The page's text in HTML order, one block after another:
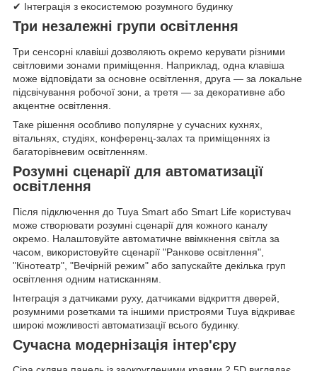
✔ Інтеграція з екосистемою розумного будинку
Три незалежні групи освітлення
Три сенсорні клавіші дозволяють окремо керувати різними
світловими зонами приміщення. Наприклад, одна клавіша
може відповідати за основне освітлення, друга — за локальне
підсвічування робочої зони, а третя — за декоративне або
акцентне освітлення.
Таке рішення особливо популярне у сучасних кухнях,
вітальнях, студіях, конференц-залах та приміщеннях із
багаторівневим освітленням.
Розумні сценарії для автоматизації
освітлення
Після підключення до Tuya Smart або Smart Life користувач
може створювати розумні сценарії для кожного каналу
окремо. Налаштовуйте автоматичне ввімкнення світла за
часом, використовуйте сценарії "Ранкове освітлення",
"Кінотеатр", "Вечірній режим" або запускайте декілька груп
освітлення одним натисканням.
Інтеграція з датчиками руху, датчиками відкриття дверей,
розумними розетками та іншими пристроями Tuya відкриває
широкі можливості автоматизації всього будинку.
Сучасна модернізація інтер'єру